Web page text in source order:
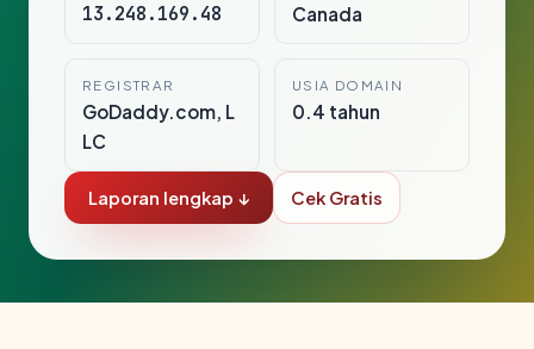
13.248.169.48 Canada
REGISTRAR
GoDaddy.com, L
LC
USIA DOMAIN
0.4 tahun
Laporan lengkap ↓ Cek Gratis